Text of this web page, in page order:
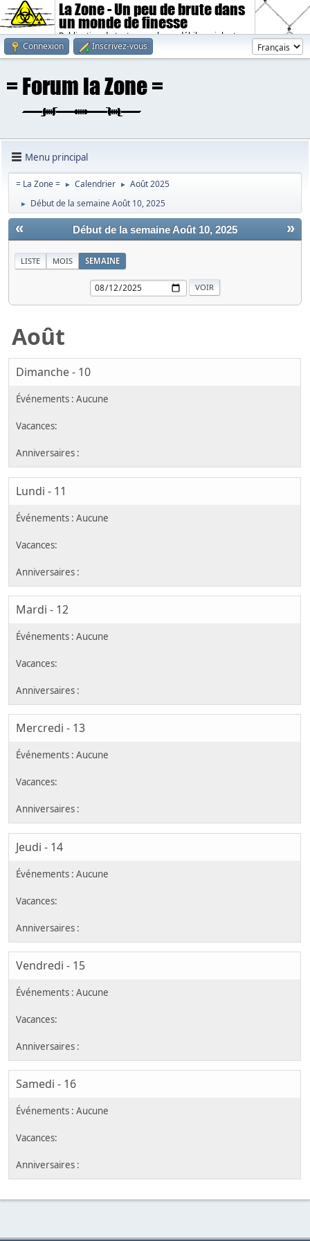
La Zone - Un peu de brute dans
un monde de finesse
Publication de textes sombres, débiles, violents.
Connexion
Inscrivez-vous
Menu principal
= La Zone = ► Calendrier ► Août 2025
► Début de la semaine Août 10, 2025
« »
Début de la semaine Août 10, 2025
LISTE MOIS SEMAINE
Août
Dimanche - 10
Lundi - 11
Mardi - 12
Mercredi - 13
Jeudi - 14
Vendredi - 15
Samedi - 16